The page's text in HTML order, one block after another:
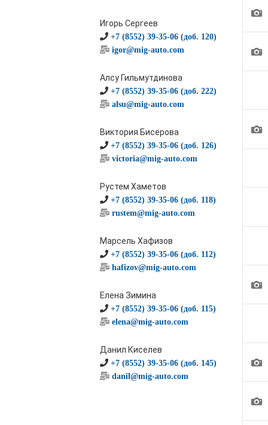
Игорь Сергеев
+7 (8552) 39-35-06 (доб. 120)
igor@mig-auto.com
Алсу Гильмутдинова
+7 (8552) 39-35-06 (доб. 222)
alsu@mig-auto.com
Виктория Бисерова
+7 (8552) 39-35-06 (доб. 126)
victoria@mig-auto.com
Рустем Хаметов
+7 (8552) 39-35-06 (доб. 118)
rustem@mig-auto.com
Марсель Хафизов
+7 (8552) 39-35-06 (доб. 112)
hafizov@mig-auto.com
Елена Зимина
+7 (8552) 39-35-06 (доб. 115)
elena@mig-auto.com
Данил Киселев
+7 (8552) 39-35-06 (доб. 145)
danil@mig-auto.com
1
1
1
1
1
1